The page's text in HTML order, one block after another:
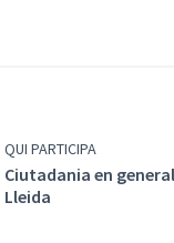
QUI PARTICIPA
Ciutadania en
Lleida